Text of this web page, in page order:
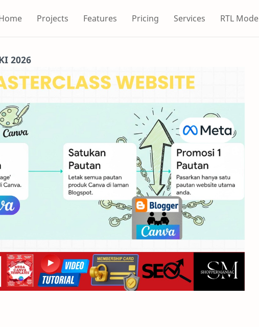
Projects Features Pricing Services RTL Mode
2026